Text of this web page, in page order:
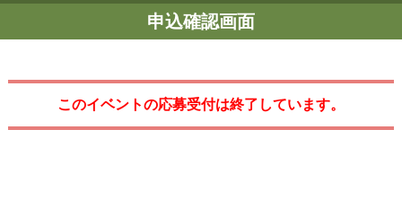
申込確認画面
このイベントの応募受付は終了しています。